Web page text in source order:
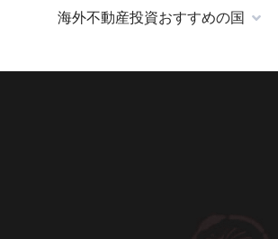
海外不動産投資おすすめの国